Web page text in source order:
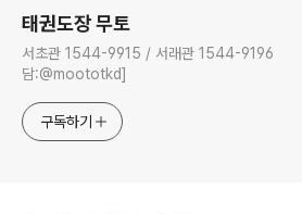
태권도장 무토
서초관 1544-9915 / 서래관 1544-
담:@moototkd]
구독하기